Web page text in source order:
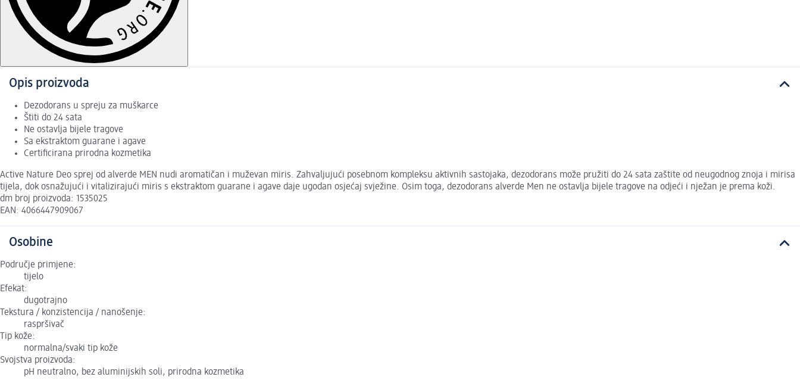
Opis proizvoda
Dezodorans u spreju za muškarce
Štiti do 24 sata
Ne ostavlja bijele tragove
Sa ekstraktom guarane i agave
Certificirana prirodna kozmetika
Active Nature Deo sprej od alverde MEN nudi aromatičan i muževan miris. Zahvaljujući posebnom kompleksu aktivnih sastojaka, dezodorans može pružiti do 24 sata zaštite od neugodnog znoja i mirisa
tijela, dok osnažujući i vitalizirajući miris s ekstraktom guarane i agave daje ugodan osjećaj svježine. Osim toga, dezodorans alverde Men ne ostavlja bijele tragove na odjeći i nježan je prema koži.
dm broj proizvoda: 1535025
EAN: 4066447909067
Osobine
Područje primjene:
tijelo
Efekat:
dugotrajno
Tekstura / konzistencija / nanošenje:
raspršivač
Tip kože:
normalna/svaki tip kože
Svojstva proizvoda:
pH neutralno, bez aluminijskih soli, prirodna kozmetika